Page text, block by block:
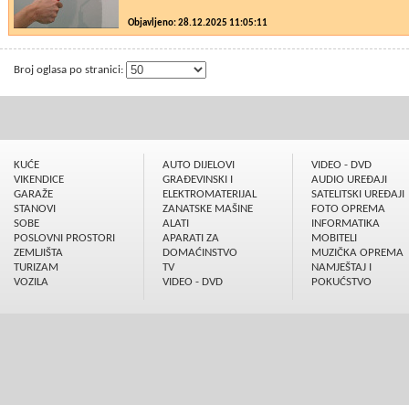
Objavljeno: 28.12.2025 11:05:11
Broj oglasa po stranici:
KUĆE
VIKENDICE
GARAŽE
STANOVI
SOBE
POSLOVNI PROSTORI
ZEMLJIŠTA
TURIZAM
VOZILA
AUTO DIJELOVI
GRAÐEVINSKI I
ELEKTROMATERIJAL
ZANATSKE MAŠINE
ALATI
APARATI ZA
DOMAĆINSTVO
TV
VIDEO - DVD
VIDEO - DVD
AUDIO UREÐAJI
SATELITSKI UREÐAJI
FOTO OPREMA
INFORMATIKA
MOBITELI
MUZIČKA OPREMA
NAMJEŠTAJ I
POKUĆSTVO